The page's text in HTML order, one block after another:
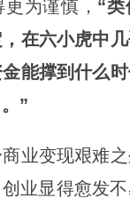
为谨慎， “
在六小虎中
能撑到什么
”
业变现艰难
业显得愈发